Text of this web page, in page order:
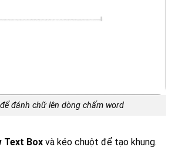
đánh chữ lên dòng chấm word
Text Box và kéo chuột để tạo khung.